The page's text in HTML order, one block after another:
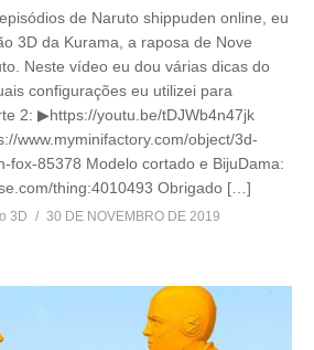
de Naruto shippuden online, eu
3D da Kurama, a raposa de Nove
Neste vídeo eu dou várias dicas do
configurações eu utilizei para
2: ▶https://youtu.be/tDJWb4n47jk
www.myminifactory.com/object/3d-
fox-85378 Modelo cortado e BijuDama:
thing:4010493 Obrigado […]
3D
30 DE NOVEMBRO DE 2019